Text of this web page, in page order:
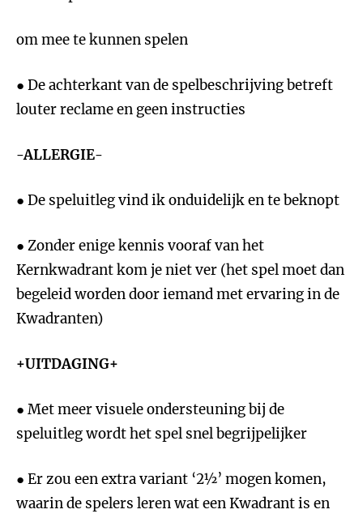
om mee te kunnen spelen
● De achterkant van de spelbeschrijving betreft
louter reclame en geen instructies
-ALLERGIE-
● De speluitleg vind ik onduidelijk en te beknopt
● Zonder enige kennis vooraf van het
Kernkwadrant kom je niet ver (het spel moet dan
begeleid worden door iemand met ervaring in de
Kwadranten)
+UITDAGING+
● Met meer visuele ondersteuning bij de
speluitleg wordt het spel snel begrijpelijker
● Er zou een extra variant ‘2½’ mogen komen,
waarin de spelers leren wat een Kwadrant is en